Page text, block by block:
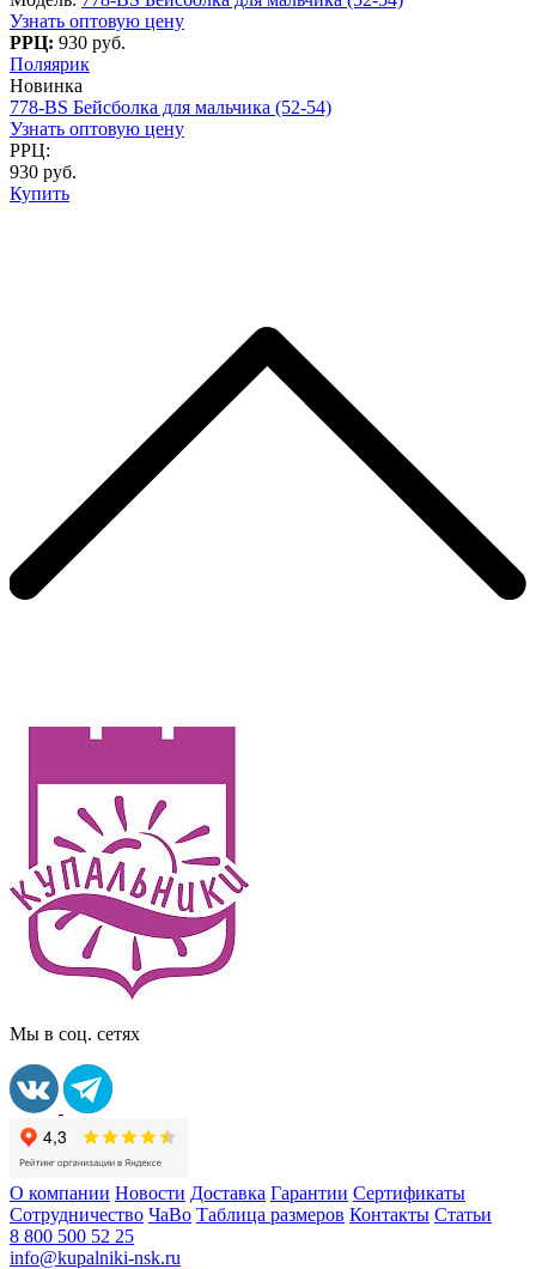
Узнать оптовую цену
РРЦ: 930 руб.
Поляярик
Новинка
778-BS Бейсболка для мальчика (52-54)
Узнать оптовую цену
РРЦ:
930 руб.
Купить
Мы в соц. сетях
О компании Новости Доставка Гарантии Сертификаты
Сотрудничество ЧаВо Таблица размеров Контакты Статьи
8 800 500 52 25
info@kupalniki-nsk.ru